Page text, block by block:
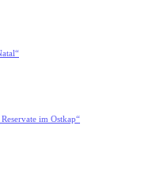
im Ostkap“